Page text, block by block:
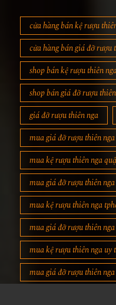
cửa hàng bán kệ rượu
cửa hàng bán giá đỡ rượu
shop bán kệ rượu thiên
shop bán giá đỡ rượu
giá đỡ rượu thiên nga
mua giá đỡ rượu thiên
mua kệ rượu thiên nga
mua giá đỡ rượu thiên
mua kệ rượu thiên nga
mua giá đỡ rượu thiên
mua kệ rượu thiên nga uy
mua giá đỡ rượu thiên